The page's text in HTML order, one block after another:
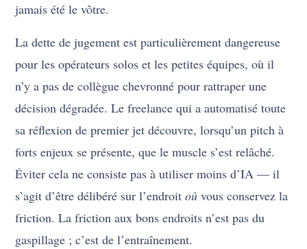
jamais été le vôtre.
La dette de jugement est particulièrement dangereuse
pour les opérateurs solos et les petites équipes, où il
n’y a pas de collègue chevronné pour rattraper une
décision dégradée. Le freelance qui a automatisé toute
sa réflexion de premier jet découvre, lorsqu’un pitch à
forts enjeux se présente, que le muscle s’est relâché.
Éviter cela ne consiste pas à utiliser moins d’IA — il
s’agit d’être délibéré sur l’endroitoù vous conservez la
friction. La friction aux bons endroits n’est pas du
gaspillage ; c’est de l’entraînement.